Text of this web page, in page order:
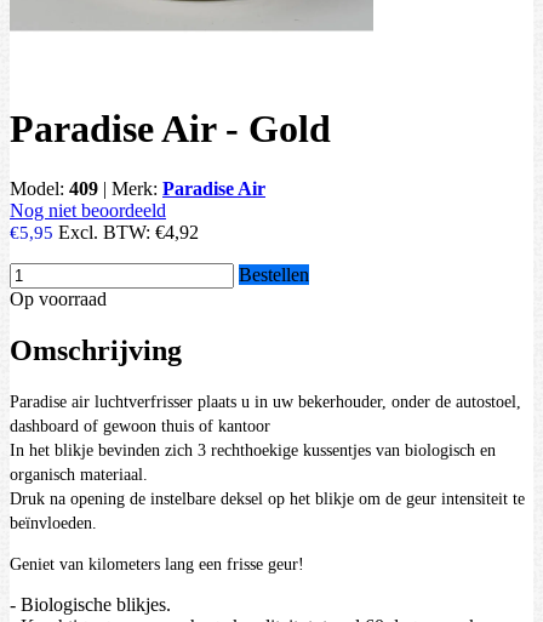
Paradise Air - Gold
Model: 409 | Merk: Paradise Air
Nog niet beoordeeld
€5,95 Excl. BTW: €4,92
Bestellen
Op voorraad
Omschrijving
Paradise air luchtverfrisser plaats u in uw bekerhouder, onder de autostoel,
dashboard of gewoon thuis of kantoor
In het blikje bevinden zich 3 rechthoekige kussentjes van biologisch en
organisch materiaal.
Druk na opening de instelbare deksel op het blikje om de geur intensiteit te
beïnvloeden.
Geniet van kilometers lang een frisse geur!
- Biologische blikjes.